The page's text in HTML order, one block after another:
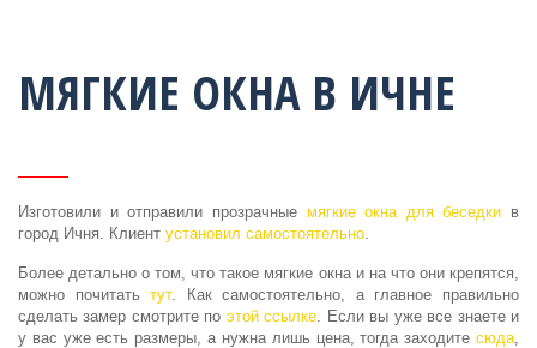
МЯГКИЕ ОКНА В ИЧНЕ
Изготовили и отправили прозрачные мягкие окна для беседки в
город Ичня. Клиент установил самостоятельно.
Более детально о том, что такое мягкие окна и на что они крепятся,
можно почитатьтут. Как самостоятельно, а главное правильно
сделать замер смотрите по этой ссылке. Если вы уже все знаете и
у вас уже есть размеры, а нужна лишь цена, тогда заходите сюда,